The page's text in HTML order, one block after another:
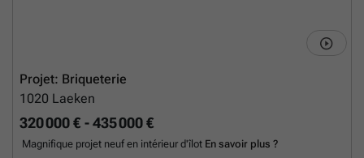
En
Projet: Briqueterie
1020 Laeken
320 000 € - 435 000 €
Magnifique projet neuf en intérieur d'îlot En savoir plus ?